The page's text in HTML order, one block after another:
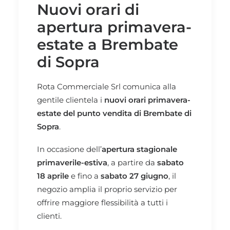
Nuovi orari di
apertura primavera-
estate a Brembate
di Sopra
Rota Commerciale Srl comunica alla
gentile clientela i nuovi orari primavera-
estate del punto vendita di Brembate di
Sopra.
In occasione dell’apertura stagionale
primaverile-estiva, a partire da sabato
18 aprile e fino a sabato 27 giugno, il
negozio amplia il proprio servizio per
offrire maggiore flessibilità a tutti i
clienti.